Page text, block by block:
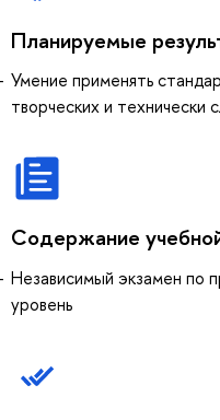
Планируемые
Умение применять
творческих и технически
Содержание
Независимый экзамен по
уровень